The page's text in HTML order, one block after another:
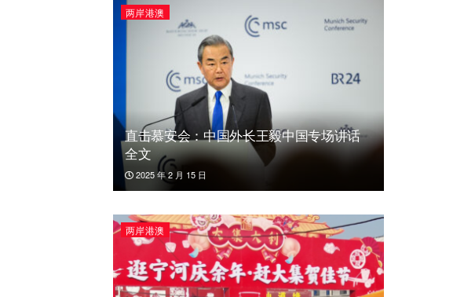
两岸港澳
直击慕安会：中国外长王毅中国专场讲话
全文
2025 年 2 月 15 日
两岸港澳